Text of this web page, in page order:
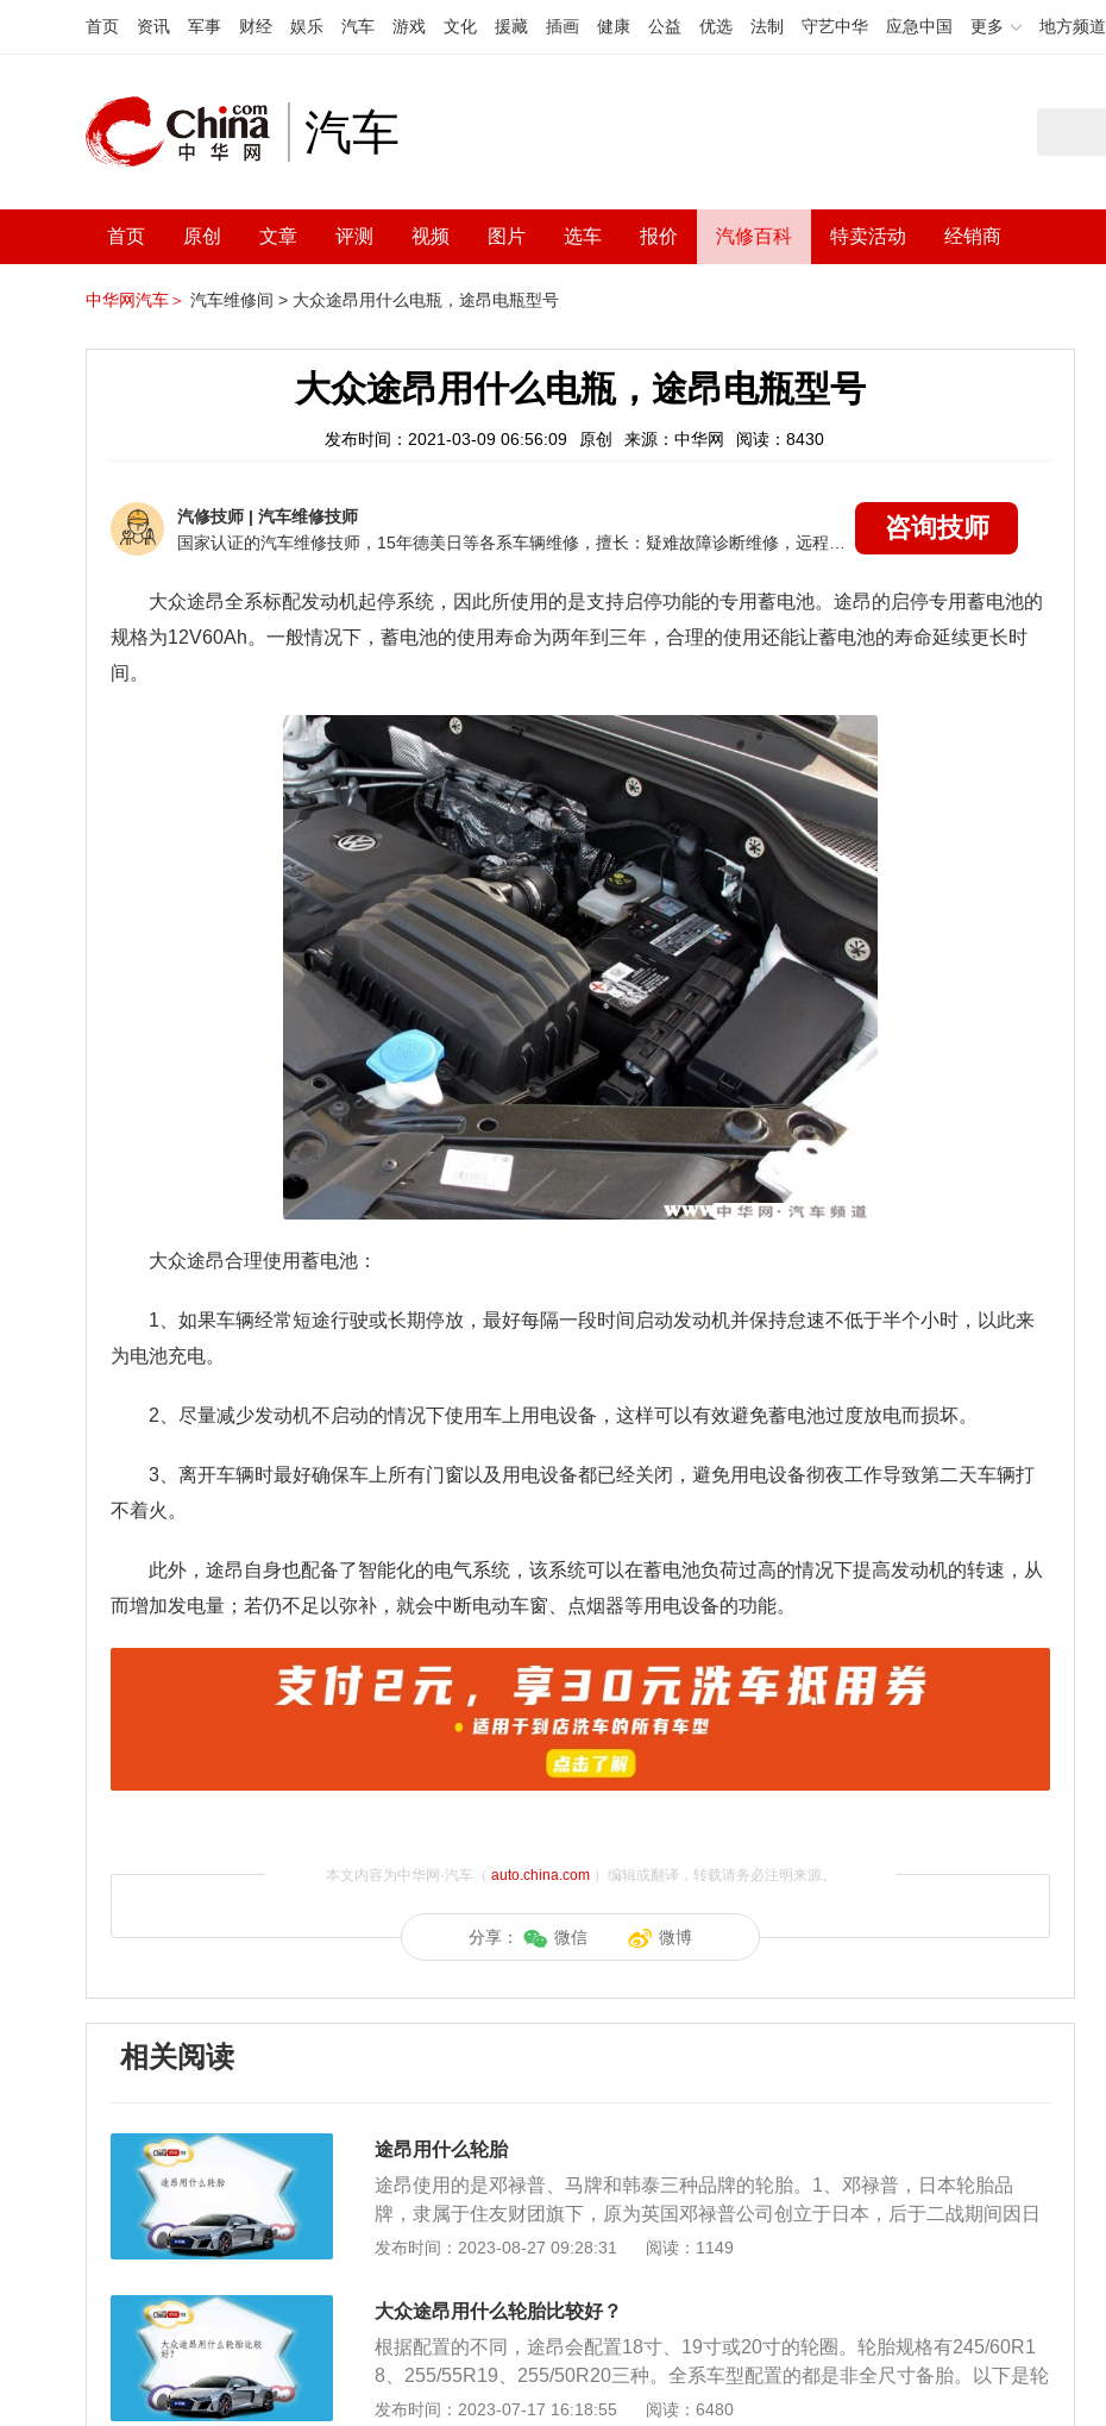
首页 资讯 军事 财经 娱乐 汽车 游戏 文化 援藏 插画 健康 公益 优选 法制 守艺中华 应急中国 更多 地方频道
汽车
首页 原创 文章 评测 视频 图片 选车 报价 汽修百科 特卖活动 经销商
中华网汽车＞ 汽车维修间 > 大众途昂用什么电瓶，途昂电瓶型号
大众途昂用什么电瓶，途昂电瓶型号
发布时间：2021-03-09 06:56:09 原创 来源：中华网 阅读：8430
汽修技师 | 汽车维修技师
咨询技师
大众途昂全系标配发动机起停系统，因此所使用的是支持启停功能的专用蓄电池。途昂的启停专用蓄电池的
规格为12V60Ah。一般情况下，蓄电池的使用寿命为两年到三年，合理的使用还能让蓄电池的寿命延续更长时
间。
大众途昂合理使用蓄电池：
1、如果车辆经常短途行驶或长期停放，最好每隔一段时间启动发动机并保持怠速不低于半个小时，以此来
为电池充电。
2、尽量减少发动机不启动的情况下使用车上用电设备，这样可以有效避免蓄电池过度放电而损坏。
3、离开车辆时最好确保车上所有门窗以及用电设备都已经关闭，避免用电设备彻夜工作导致第二天车辆打
不着火。
此外，途昂自身也配备了智能化的电气系统，该系统可以在蓄电池负荷过高的情况下提高发动机的转速，从
而增加发电量；若仍不足以弥补，就会中断电动车窗、点烟器等用电设备的功能。
本文内容为中华网·汽车（ auto.china.com）编辑或翻译，转载请务必注明来源。
分享： 微信 微博
相关阅读
途昂用什么轮胎
途昂使用的是邓禄普、马牌和韩泰三种品牌的轮胎。1、邓禄普，日本轮胎品
牌，隶属于住友财团旗下，原为英国邓禄普公司创立于日本，后于二战期间因日
本对英国宣战，邓禄普橡胶厂也被日本的铁杆右翼住友财团吞并。其是一个谱写
1年成立以来，始终致力于提高消费者的乘驾体验，遍布全球的24个生产与研发
基地源源不断地为科技创新提供支持，为乘用车与轻卡、卡车、公交车与工程车
以及两轮车提供全面的轮胎解决方案。2020年德国马牌轮胎在全球拥有约56,000
名员工，并创造出102亿欧元的销售额。此外，德国马牌轮胎在亚太区拥有多个
生产基地，分别位于中国合肥、马来西亚八打灵再也和亚罗士打、印度马杜赖，
发布时间：2023-08-27 09:28:31 阅读：1149
大众途昂用什么轮胎比较好？
根据配置的不同，途昂会配置18寸、19寸或20寸的轮圈。轮胎规格有245/60R1
8、255/55R19、255/50R20三种。全系车型配置的都是非全尺寸备胎。以下是轮
胎相关介绍：1、支持车辆的全部重量，承受汽车的负荷；传送牵引和制动的扭
发布时间：2023-07-17 16:18:55 阅读：6480